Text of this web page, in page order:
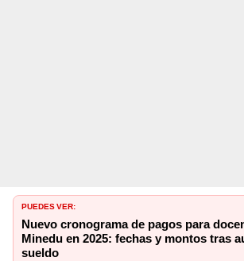
PUEDES VER:
Nuevo cronograma de pagos para
Minedu en 2025: fechas y montos tras
sueldo